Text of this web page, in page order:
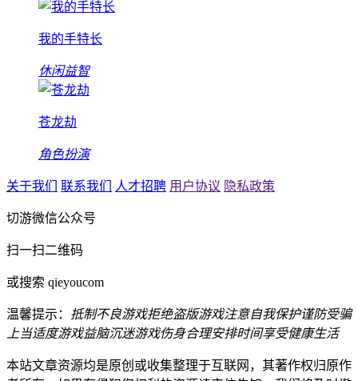
我的手特长
休闲益智
苍龙劫
角色扮演
关于我们 联系我们 人才招聘 用户协议 隐私政策
切游微信公众号
扫一扫二维码
或搜索 qieyoucom
温馨提示： 抵制不良游戏拒绝盗版游戏注意自我保护谨防受骗
上当适度游戏益脑沉迷游戏伤身合理安排时间享受健康生活
本站文章资源均是原创或收集整理于互联网，其著作权归原作